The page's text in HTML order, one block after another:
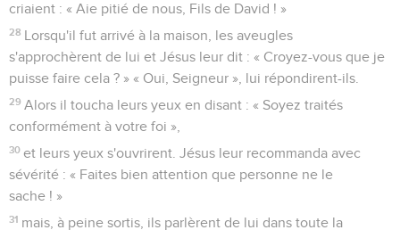
criaient : « Aie pitié de nous, Fils de David ! »
28 Lorsqu'il fut arrivé à la maison, les aveugles
s'approchèrent de lui et Jésus leur dit : « Croyez-vous que je
puisse faire cela ? » « Oui, Seigneur », lui répondirent-ils.
29 Alors il toucha leurs yeux en disant : « Soyez traités
conformément à votre foi »,
30 et leurs yeux s'ouvrirent. Jésus leur recommanda avec
sévérité : « Faites bien attention que personne ne le
sache ! »
31 mais, à peine sortis, ils parlèrent de lui dans toute la